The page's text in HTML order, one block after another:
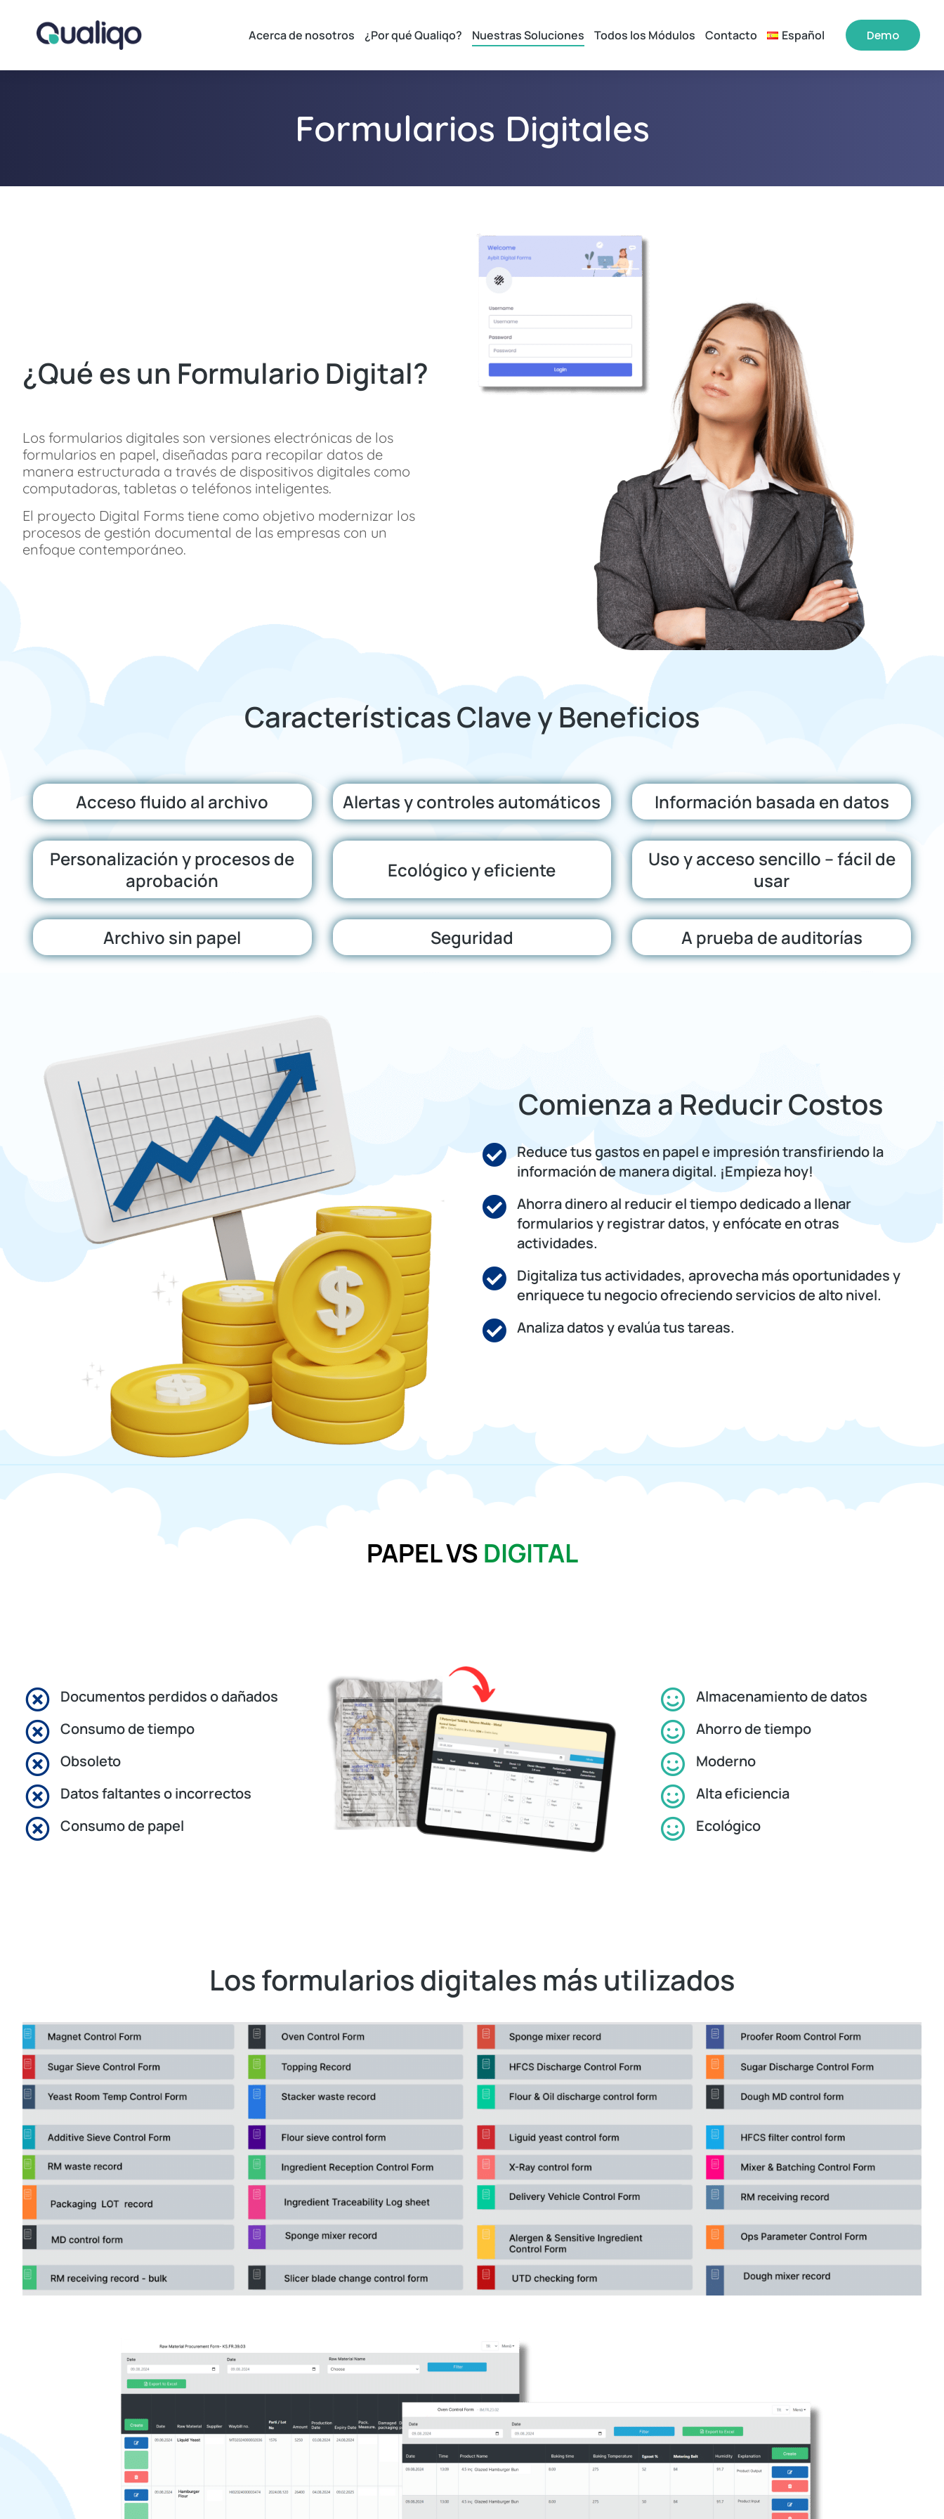
Acerca de nosotros ¿Por qué Qualiqo? Nuestras Soluciones Todos los Módulos Contacto Español Demo
Formularios Digitales
¿Qué es un Formulario Digital?
Los formularios digitales son versiones electrónicas de los
formularios en papel, diseñadas para recopilar datos de
manera estructurada a través de dispositivos digitales como
computadoras, tabletas o teléfonos inteligentes.
El proyecto Digital Forms tiene como objetivo modernizar los
procesos de gestión documental de las empresas con un
enfoque contemporáneo.
Características Clave y Beneficios
Acceso fluido al archivo Alertas y controles automáticos Información basada en datos
Personalización y procesos de
aprobación
Ecológico y eficiente
Uso y acceso sencillo – fácil de
usar
Archivo sin papel Seguridad A prueba de auditorías
Comienza a Reducir Costos
Reduce tus gastos en papel e impresión transfiriendo la
información de manera digital. ¡Empieza hoy!
Ahorra dinero al reducir el tiempo dedicado a llenar
formularios y registrar datos, y enfócate en otras
actividades.
Digitaliza tus actividades, aprovecha más oportunidades y
enriquece tu negocio ofreciendo servicios de alto nivel.
Analiza datos y evalúa tus tareas.
PAPEL VS DIGITAL
Documentos perdidos o dañados
Consumo de tiempo
Obsoleto
Datos faltantes o incorrectos
Consumo de papel
Almacenamiento de datos
Ahorro de tiempo
Moderno
Alta eficiencia
Ecológico
Los formularios digitales más utilizados